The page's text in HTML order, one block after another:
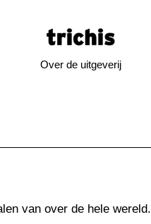
Over de uitgeverij
van over de hele wereld.